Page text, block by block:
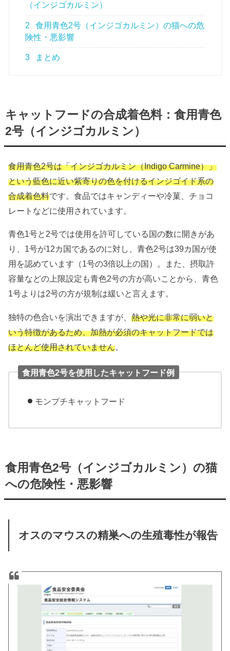
（インジゴカルミン）
2
食用青色2号（インジゴカルミン）の猫への危
険性・悪影響
3 まとめ
キャットフードの合成着色料：食用青色
2号（インジゴカルミン）
食用青色2号は「インジゴカルミン（Indigo Carmine）」
という藍色に近い紫寄りの色を付けるインジゴイド系の
合成着色料です。食品ではキャンディーや冷菓、チョコ
レートなどに使用されています。
青色1号と2号では使用を許可している国の数に開きがあ
り、1号が12カ国であるのに対し、青色2号は39カ国が使
用を認めています（1号の3倍以上の国）。また、摂取許
容量などの上限設定も青色2号の方が高いことから、青色
1号よりは2号の方が規制は緩いと言えます。
独特の色合いを演出できますが、熱や光に非常に弱いと
いう特徴があるため、加熱が必須のキャットフードでは
ほとんど使用されていません。
食用青色2号を使用したキャットフード例
モンプチキャットフード
食用青色2号（インジゴカルミン）の猫
への危険性・悪影響
オスのマウスの精巣への生殖毒性が報告